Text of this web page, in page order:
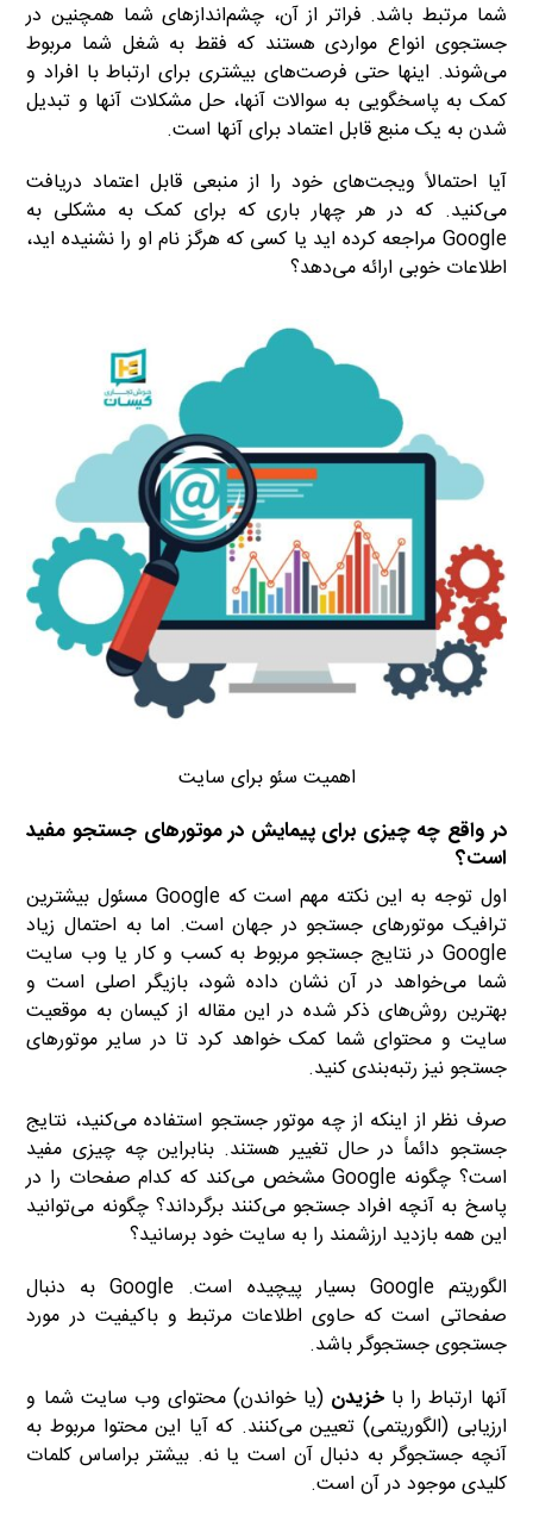
شما مرتبط باشد. فراتر از آن، چشم‌اندازهای شما همچنین در
جستجوی انواع مواردی هستند که فقط به شغل شما مربوط
می‌شوند. اینها حتی فرصت‌های بیشتری برای ارتباط با افراد و
کمک به پاسخگویی به سوالات آنها، حل مشکلات آنها و تبدیل
شدن به یک منبع قابل اعتماد برای آنها است.
آیا احتمالاً ویجت‌های خود را از منبعی قابل اعتماد دریافت
می‌کنید. که در هر چهار باری که برای کمک به مشکلی به
Google مراجعه کرده اید یا کسی که هرگز نام او را نشنیده اید،
اطلاعات خوبی ارائه می‌دهد؟
اهمیت سئو برای سایت
در واقع چه چیزی برای پیمایش در موتورهای جستجو مفید
است؟
اول توجه به این نکته مهم است که Google مسئول بیشترین
ترافیک موتورهای جستجو در جهان است. اما به احتمال زیاد
Google در نتایج جستجو مربوط به کسب و کار یا وب سایت
شما می‌خواهد در آن نشان داده شود، بازیگر اصلی است و
بهترین روش‌های ذکر شده در این مقاله از کیسان به موقعیت
سایت و محتوای شما کمک خواهد کرد تا در سایر موتورهای
جستجو نیز رتبه‌بندی کنید.
صرف نظر از اینکه از چه موتور جستجو استفاده می‌کنید، نتایج
جستجو دائماً در حال تغییر هستند. بنابراین چه چیزی مفید
است؟ چگونه Google مشخص می‌کند که کدام صفحات را در
پاسخ به آنچه افراد جستجو می‌کنند برگرداند؟ چگونه می‌توانید
این همه بازدید ارزشمند را به سایت خود برسانید؟
الگوریتم Google بسیار پیچیده است. Google به دنبال
صفحاتی است که حاوی اطلاعات مرتبط و باکیفیت در مورد
جستجوی جستجوگر باشد.
آنها ارتباط را با خزیدن (یا خواندن) محتوای وب سایت شما و
ارزیابی (الگوریتمی) تعیین می‌کنند. که آیا این محتوا مربوط به
آنچه جستجوگر به دنبال آن است یا نه. بیشتر براساس کلمات
کلیدی موجود در آن است.